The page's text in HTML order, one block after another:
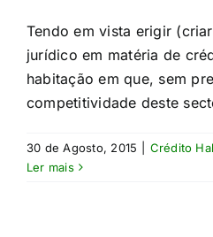
Tendo em vista erigir
jurídico em matéria de
habitação em que, sem
competitividade deste
30 de Agosto, 2015 Crédito
Ler mais